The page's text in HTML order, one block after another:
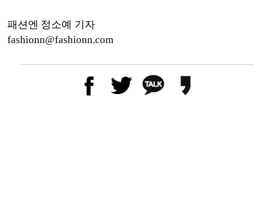
패션엔 정소예 기자
fashionn@fashionn.com